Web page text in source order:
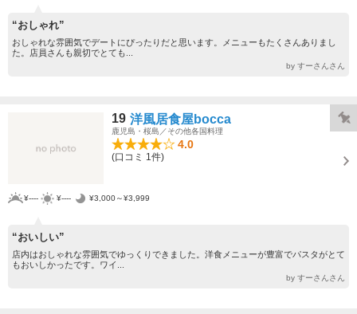
“おしゃれ”
おしゃれな雰囲気でデートにぴったりだと思います。メニューもたくさんありまし
た。店員さんも親切でとても...
by すーさんさん
19 洋風居食屋bocca
鹿児島・桜島／その他各国料理
4.0
(口コミ 1件)
¥---- ¥---- ¥3,000～¥3,999
“おいしい”
店内はおしゃれな雰囲気でゆっくりできました。洋食メニューが豊富でパスタがとて
もおいしかったです。ワイ...
by すーさんさん